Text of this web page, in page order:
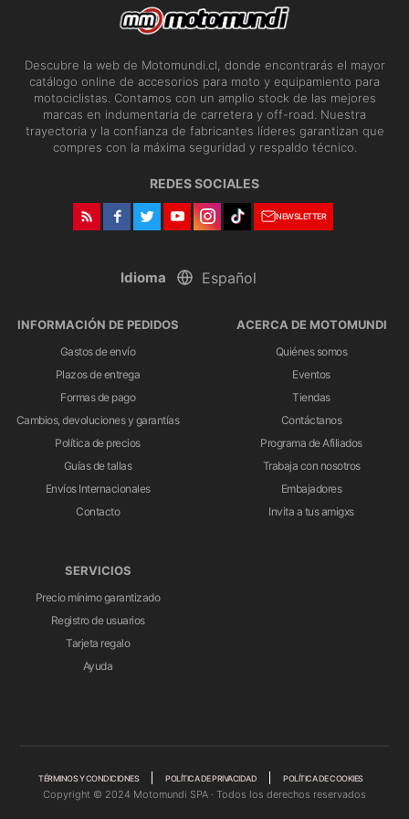
Descubre la web de Motomundi.cl, donde encontrarás el mayor
catálogo online de accesorios para moto y equipamiento para
motociclistas. Contamos con un amplio stock de las mejores
marcas en indumentaria de carretera y off-road. Nuestra
trayectoria y la confianza de fabricantes líderes garantizan que
compres con la máxima seguridad y respaldo técnico.
REDES SOCIALES
NEWSLETTER
Idioma
INFORMACIÓN DE PEDIDOS
Gastos de envío
Plazos de entrega
Formas de pago
Cambios, devoluciones y garantías
Política de precios
Guías de tallas
Envíos Internacionales
Contacto
ACERCA DE MOTOMUNDI
Quiénes somos
Eventos
Tiendas
Contáctanos
Programa de Afiliados
Trabaja con nosotros
Embajadores
Invita a tus amigxs
SERVICIOS
Precio mínimo garantizado
Registro de usuarios
Tarjeta regalo
Ayuda
TÉRMINOS Y CONDICIONES POLÍTICA DE PRIVACIDAD POLÍTICA DE COOKIES
Copyright © 2024 Motomundi SPA · Todos los derechos reservados